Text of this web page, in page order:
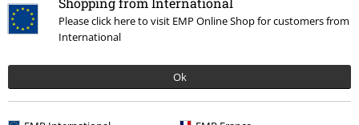
Please click here to visit EMP Online Shop for customers from
International
Ok